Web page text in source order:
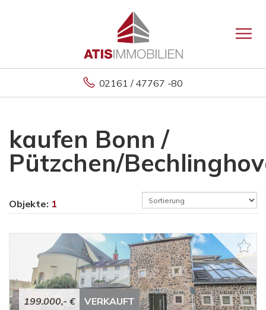
02161 / 47767 -80
kaufen Bonn /
Pützchen/
Objekte: 1
199.000,- € VERKAUFT